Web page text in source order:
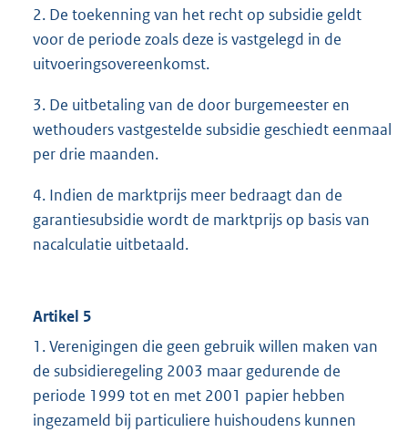
2. De toekenning van het recht op subsidie geldt
voor de periode zoals deze is vastgelegd in de
uitvoeringsovereenkomst.
3. De uitbetaling van de door burgemeester en
wethouders vastgestelde subsidie geschiedt eenmaal
per drie maanden.
4. Indien de marktprijs meer bedraagt dan de
garantiesubsidie wordt de marktprijs op basis van
nacalculatie uitbetaald.
Artikel 5
1. Verenigingen die geen gebruik willen maken van
de subsidieregeling 2003 maar gedurende de
periode 1999 tot en met 2001 papier hebben
ingezameld bij particuliere huishoudens kunnen